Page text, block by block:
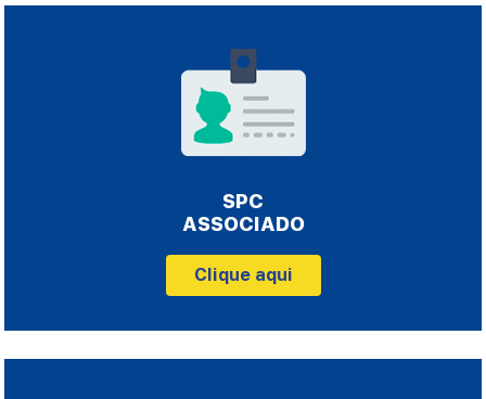
SPC
ASSOCIADO
Clique aqui